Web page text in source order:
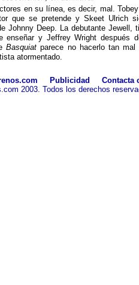
en su línea, es decir, mal.
que se pretende y Skeet Ulrich
Johnny Deep. La debutante Jewell,
enseñar y Jeffrey Wright después
Basquiat parece no hacerlo tan
atormentado.
Publicidad
Contacta
2003. Todos los derechos